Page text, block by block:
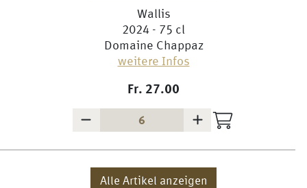
Wallis
2024 - 75 cl
Domaine Chappaz
weitere Infos
Fr. 27.00
Alle Artikel anzeigen